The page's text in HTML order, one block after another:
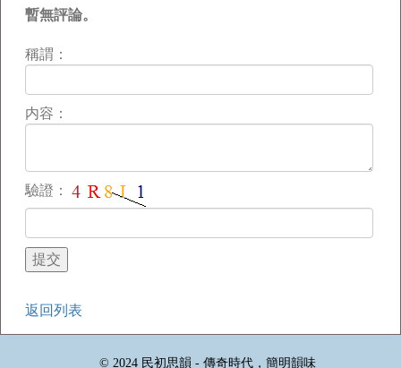
暫無評論。
稱謂：
内容：
驗證：
返回列表
© 2024 民初思韻 - 傳奇時代，簡明韻味